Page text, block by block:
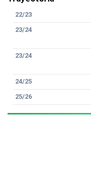
22/23
23/24
23/24
24/25
25/26